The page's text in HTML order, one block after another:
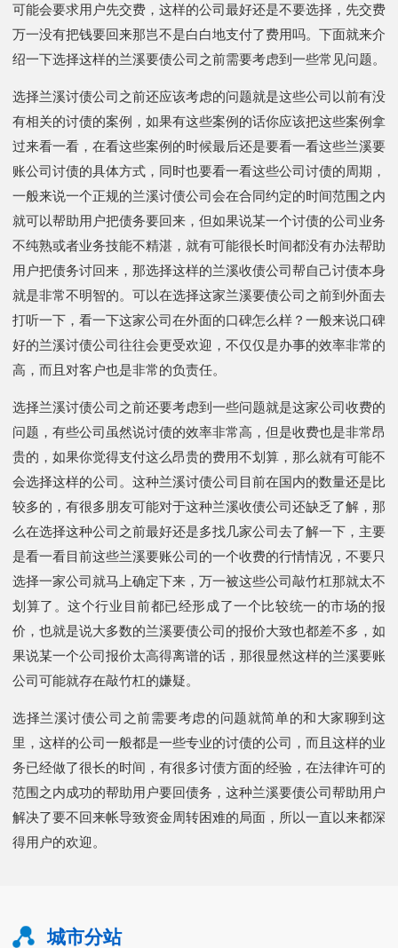
可能会要求用户先交费，这样的公司最好还是不要选择，先交费
万一没有把钱要回来那岂不是白白地支付了费用吗。下面就来介
绍一下选择这样的兰溪要债公司之前需要考虑到一些常见问题。
选择兰溪讨债公司之前还应该考虑的问题就是这些公司以前有没
有相关的讨债的案例，如果有这些案例的话你应该把这些案例拿
过来看一看，在看这些案例的时候最后还是要看一看这些兰溪要
账公司讨债的具体方式，同时也要看一看这些公司讨债的周期，
一般来说一个正规的兰溪讨债公司会在合同约定的时间范围之内
就可以帮助用户把债务要回来，但如果说某一个讨债的公司业务
不纯熟或者业务技能不精湛，就有可能很长时间都没有办法帮助
用户把债务讨回来，那选择这样的兰溪收债公司帮自己讨债本身
就是非常不明智的。可以在选择这家兰溪要债公司之前到外面去
打听一下，看一下这家公司在外面的口碑怎么样？一般来说口碑
好的兰溪讨债公司往往会更受欢迎，不仅仅是办事的效率非常的
高，而且对客户也是非常的负责任。
选择兰溪讨债公司之前还要考虑到一些问题就是这家公司收费的
问题，有些公司虽然说讨债的效率非常高，但是收费也是非常昂
贵的，如果你觉得支付这么昂贵的费用不划算，那么就有可能不
会选择这样的公司。这种兰溪讨债公司目前在国内的数量还是比
较多的，有很多朋友可能对于这种兰溪收债公司还缺乏了解，那
么在选择这种公司之前最好还是多找几家公司去了解一下，主要
是看一看目前这些兰溪要账公司的一个收费的行情情况，不要只
选择一家公司就马上确定下来，万一被这些公司敲竹杠那就太不
划算了。这个行业目前都已经形成了一个比较统一的市场的报
价，也就是说大多数的兰溪要债公司的报价大致也都差不多，如
果说某一个公司报价太高得离谱的话，那很显然这样的兰溪要账
公司可能就存在敲竹杠的嫌疑。
选择兰溪讨债公司之前需要考虑的问题就简单的和大家聊到这
里，这样的公司一般都是一些专业的讨债的公司，而且这样的业
务已经做了很长的时间，有很多讨债方面的经验，在法律许可的
范围之内成功的帮助用户要回债务，这种兰溪要债公司帮助用户
解决了要不回来帐导致资金周转困难的局面，所以一直以来都深
得用户的欢迎。
城市分站